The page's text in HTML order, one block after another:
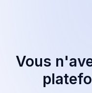
Vous